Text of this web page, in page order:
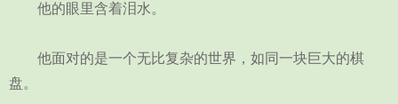
他的眼里含着泪水。
他面对的是一个无比复杂的世界，如同一块巨大的棋
盘。